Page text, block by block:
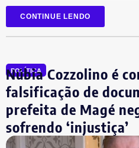
CONTINUE LENDO
POLÍTICA
Núbia Cozzolino é
falsificação de
prefeita de Magé
sofrendo ‘injustiça’